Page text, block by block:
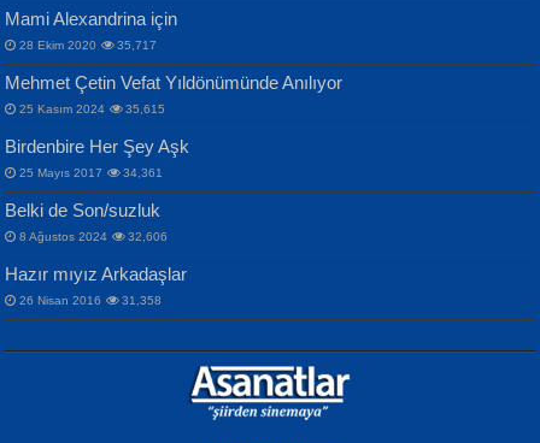
MAHMUT GÜRBÜZ
İbrahim Olmak ve Bitirebilmek...
NURAN KÖSE BAYDAR
Songül Özel
Mahzen...
Ben Deniz Değilim ki...
NAZIM HİKMET RAN
Bir Cezaevinde, Tecritteki Adamın
Mektupları...
Mami Alexandrina için
28 Ekim 2020 35,717
Mehmet Çetin Vefat Yıldönümünde Anılıyor
25 Kasım 2024 35,615
Birdenbire Her Şey Aşk
25 Mayıs 2017 34,361
Belki de Son/suzluk
8 Ağustos 2024 32,606
Hazır mıyız Arkadaşlar
26 Nisan 2016 31,358